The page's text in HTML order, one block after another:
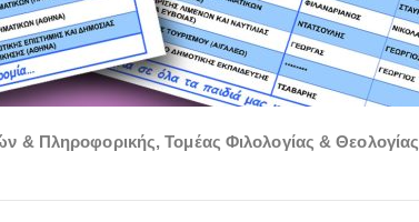
& Πληροφορικής,Τομέας Φιλολογίας & Θεολογίας